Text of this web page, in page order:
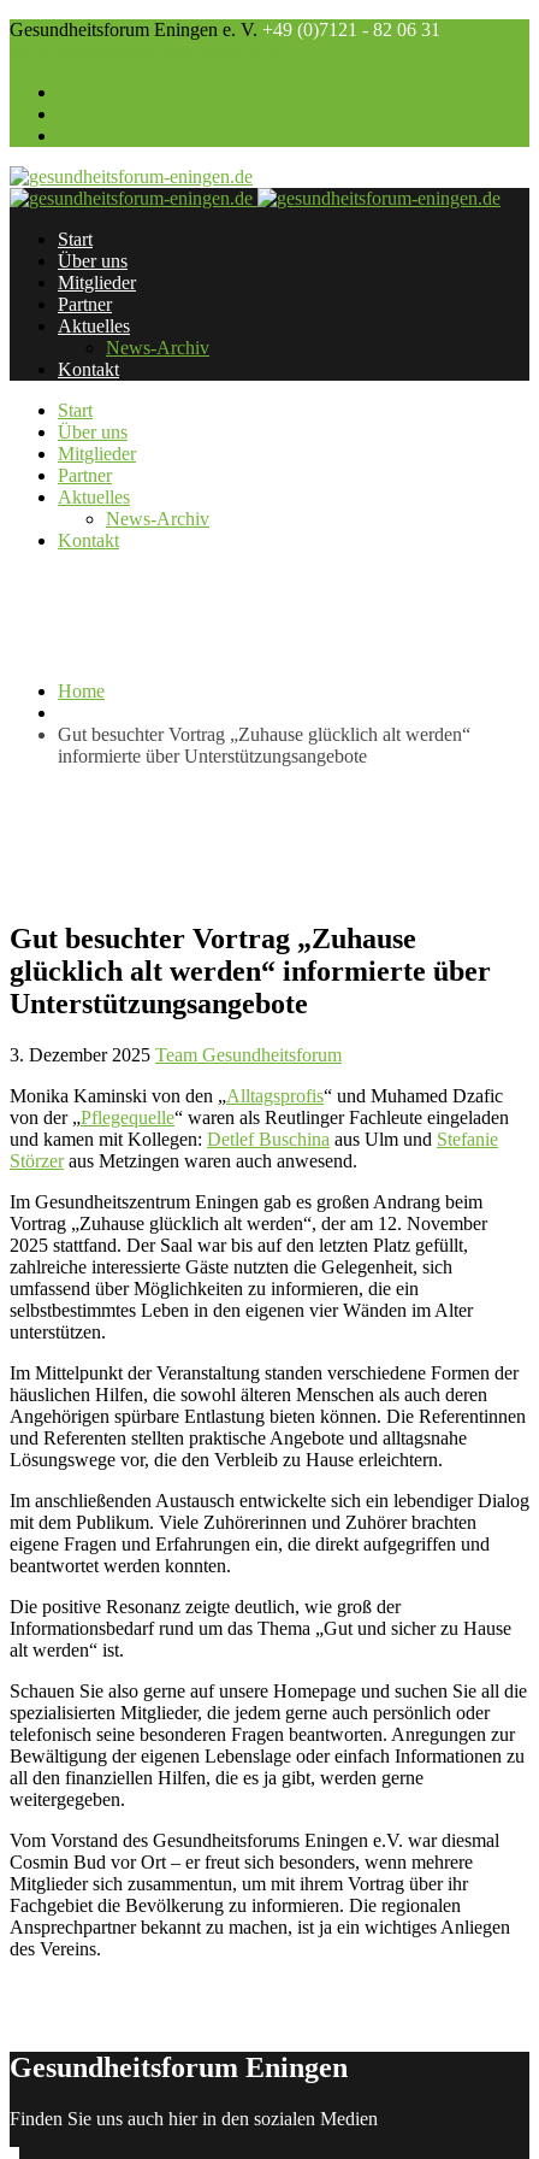
Gesundheitsforum Eningen e. V. +49 (0)7121 - 82 06 31
Start
Über uns
Mitglieder
Partner
Aktuelles
News-Archiv
Kontakt
Start
Über uns
Mitglieder
Partner
Aktuelles
News-Archiv
Kontakt
Home
Gut besuchter Vortrag „Zuhause glücklich alt werden“
informierte über Unterstützungsangebote
Gut besuchter Vortrag „Zuhause
glücklich alt werden“ informierte über
Unterstützungsangebote
3. Dezember 2025 Team Gesundheitsforum
Monika Kaminski von den „Alltagsprofis“ und Muhamed Dzafic
von der „Pflegequelle“ waren als Reutlinger Fachleute eingeladen
und kamen mit Kollegen: Detlef Buschina aus Ulm und Stefanie
Störzeraus Metzingen waren auch anwesend.
Im Gesundheitszentrum Eningen gab es großen Andrang beim
Vortrag „Zuhause glücklich alt werden“, der am 12. November
2025 stattfand. Der Saal war bis auf den letzten Platz gefüllt,
zahlreiche interessierte Gäste nutzten die Gelegenheit, sich
umfassend über Möglichkeiten zu informieren, die ein
selbstbestimmtes Leben in den eigenen vier Wänden im Alter
unterstützen.
Im Mittelpunkt der Veranstaltung standen verschiedene Formen der
häuslichen Hilfen, die sowohl älteren Menschen als auch deren
Angehörigen spürbare Entlastung bieten können. Die Referentinnen
und Referenten stellten praktische Angebote und alltagsnahe
Lösungswege vor, die den Verbleib zu Hause erleichtern.
Im anschließenden Austausch entwickelte sich ein lebendiger Dialog
mit dem Publikum. Viele Zuhörerinnen und Zuhörer brachten
eigene Fragen und Erfahrungen ein, die direkt aufgegriffen und
beantwortet werden konnten.
Die positive Resonanz zeigte deutlich, wie groß der
Informationsbedarf rund um das Thema „Gut und sicher zu Hause
alt werden“ ist.
Schauen Sie also gerne auf unsere Homepage und suchen Sie all die
spezialisierten Mitglieder, die jedem gerne auch persönlich oder
telefonisch seine besonderen Fragen beantworten. Anregungen zur
Bewältigung der eigenen Lebenslage oder einfach Informationen zu
all den finanziellen Hilfen, die es ja gibt, werden gerne
weitergegeben.
Vom Vorstand des Gesundheitsforums Eningen e.V. war diesmal
Cosmin Bud vor Ort – er freut sich besonders, wenn mehrere
Mitglieder sich zusammentun, um mit ihrem Vortrag über ihr
Fachgebiet die Bevölkerung zu informieren. Die regionalen
Ansprechpartner bekannt zu machen, ist ja ein wichtiges Anliegen
des Vereins.
Gesundheitsforum Eningen
Finden Sie uns auch hier in den sozialen Medien